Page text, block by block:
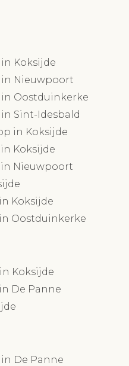
Koksijde
Nieuwpoort
Oostduinkerke
Sint-Idesbald
in Koksijde
Koksijde
Nieuwpoort
Koksijde
Oostduinkerke
Koksijde
De Panne
De Panne